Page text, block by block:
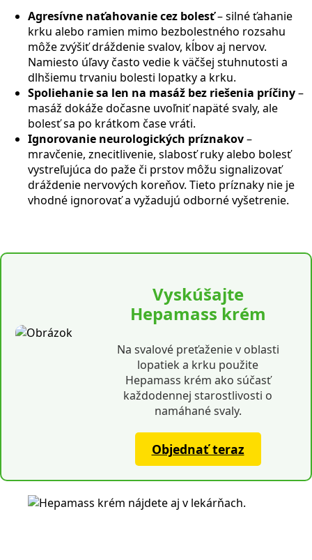
Agresívne naťahovanie cez bolesť– silné ťahanie
krku alebo ramien mimo bezbolestného rozsahu
môže zvýšiť dráždenie svalov, kĺbov aj nervov.
Namiesto úľavy často vedie k väčšej stuhnutosti a
dlhšiemu trvaniu bolesti lopatky a krku.
Spoliehanie sa len na masáž bez riešenia príčiny–
masáž dokáže dočasne uvoľniť napäté svaly, ale
bolesť sa po krátkom čase vráti.
Ignorovanie neurologických príznakov–
mravčenie, znecitlivenie, slabosť ruky alebo bolesť
vystreľujúca do paže či prstov môžu signalizovať
dráždenie nervových koreňov. Tieto príznaky nie je
vhodné ignorovať a vyžadujú odborné vyšetrenie.
Vyskúšajte
Hepamass krém
Na svalové preťaženie v oblasti
lopatiek a krku použite
Hepamass krém ako súčasť
každodennej starostlivosti o
namáhané svaly.
Objednať teraz